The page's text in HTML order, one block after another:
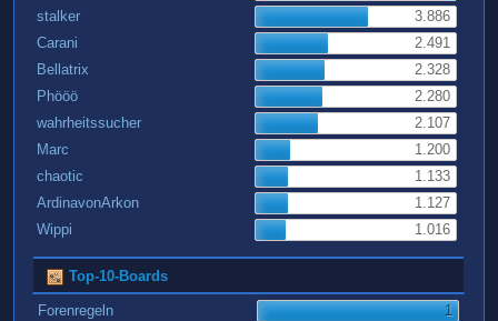
stalker
3.886
Carani
2.491
Bellatrix
2.328
Phööö
2.280
wahrheitssucher
2.107
Marc
1.200
chaotic
1.133
ArdinavonArkon
1.127
Wippi
1.016
Top-10-Boards
Forenregeln
1